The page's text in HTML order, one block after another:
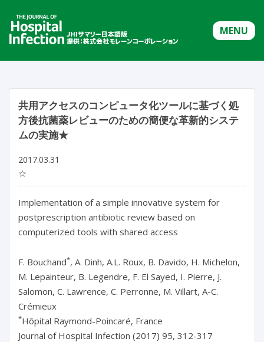
MENU
共用アクセスのコンピュータ化ツールに基づく処
方後抗菌薬レビューのための簡便な革新的システ
ムの実施★
2017.03.31
☆
Implementation of a simple innovative system for
postprescription antibiotic review based on
computerized tools with shared access
F. Bouchand*, A. Dinh, A.L. Roux, B. Davido, H. Michelon,
M. Lepainteur, B. Legendre, F. El Sayed, I. Pierre, J.
Salomon, C. Lawrence, C. Perronne, M. Villart, A-C.
Crémieux
*Hôpital Raymond-Poincaré, France
Journal of Hospital Infection (2017) 95, 312-317